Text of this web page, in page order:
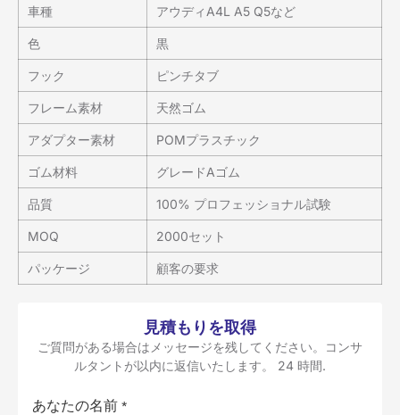
車種 アウディA4L A5 Q5など
色 黒
フック ピンチタブ
フレーム素材 天然ゴム
アダプター素材 POMプラスチック
ゴム材料 グレードAゴム
品質 100% プロフェッショナル試験
MOQ 2000セット
パッケージ 顧客の要求
見積もりを取得
ご質問がある場合はメッセージを残してください。コンサ
ルタントが以内に返信いたします。 24 時間.
あなたの名前 *